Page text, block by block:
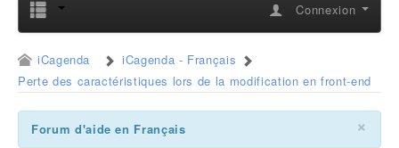
Connexion
iCagenda
iCagenda - Français
Perte des caractéristiques lors de la modification en front-end
×
Forum d'aide en Français